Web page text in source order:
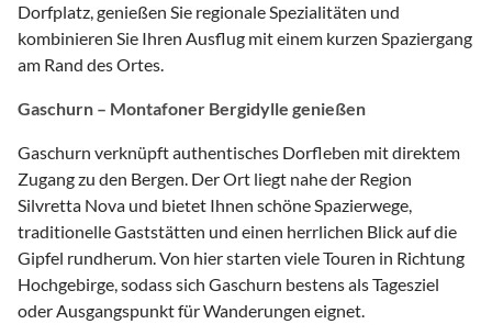
Dorfplatz, genießen Sie regionale Spezialitäten und
kombinieren Sie Ihren Ausflug mit einem kurzen Spaziergang
am Rand des Ortes.
Gaschurn – Montafoner Bergidylle genießen
Gaschurn verknüpft authentisches Dorfleben mit direktem
Zugang zu den Bergen. Der Ort liegt nahe der Region
Silvretta Nova und bietet Ihnen schöne Spazierwege,
traditionelle Gaststätten und einen herrlichen Blick auf die
Gipfel rundherum. Von hier starten viele Touren in Richtung
Hochgebirge, sodass sich Gaschurn bestens als Tagesziel
oder Ausgangspunkt für Wanderungen eignet.